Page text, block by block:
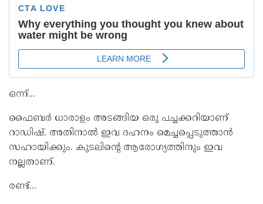
ഒന്ന്...
ഫൈബര്‍ ധാരാളം അടങ്ങിയ ഒരു പച്ചക്കറിയാണ്
റാഡിഷ്. അതിനാല്‍ ഇവ ദഹനം മെച്ചപ്പെടുത്താന്‍
സഹായിക്കും. കുടലിന്‍റെ ആരോഗ്യത്തിനും ഇവ
നല്ലതാണ്.
രണ്ട്...